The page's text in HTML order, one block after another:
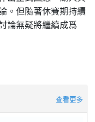
。但隨著休賽期持續
論無疑將繼續成爲
查看更多